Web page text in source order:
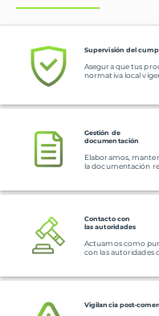
Supervisión del
Asegura que tus
normativa local
Gestión de
documentación
Elaboramos,
la documentación
Contacto con
las autoridades
Actuamos como
con las autoridades
Vigilancia post-